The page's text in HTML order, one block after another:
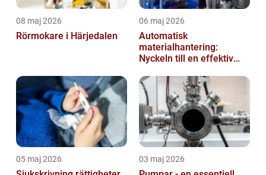
08 maj 2026
Rörmokare i Härjedalen
06 maj 2026
Automatisk
materialhantering:
Nyckeln till en effektiv
05 maj 2026 03 maj 2026